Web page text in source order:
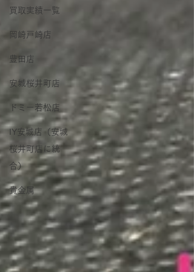
買取実績一覧
岡崎戸崎店
豊田店
安城桜井町店
ドミー若松店
IY安城店（安城
桜井町店に統
合）
貴金属